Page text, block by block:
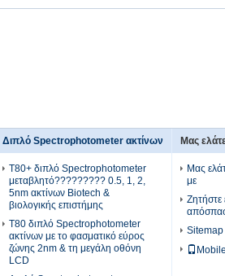
Διπλό Spectrophotometer ακτίνων
T80+ διπλό Spectrophotometer
μεταβλητό????????? 0.5, 1, 2,
5nm ακτίνων Biotech &
βιολογικής επιστήμης
T80 διπλό Spectrophotometer
ακτίνων με το φασματικό εύρος
ζώνης 2nm & τη μεγάλη οθόνη
LCD
Μας
Μας
με
Ζητήστε
Sitemap